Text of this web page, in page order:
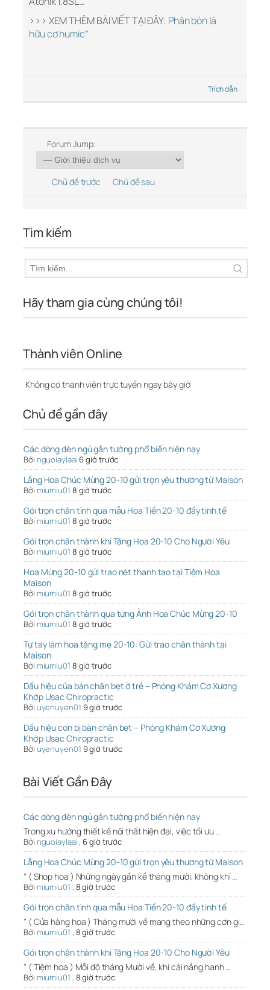
>>> XEM THÊM BÀI VIẾT TẠI ĐÂY: Phân bón lá
hữu cơ humic“
Trích dẫn
Forum Jump:
Chủ đề trước Chủ đề sau
Tìm kiếm
Hãy tham gia cùng chúng tôi!
Thành viên Online
Không có thành viên trực tuyến ngay bây giờ
Chủ đề gần đây
Các dòng đèn ngủ gắn tường phổ biến hiện nay
Bởi nguoiaylaai 6 giờ trước
Lẵng Hoa Chúc Mừng 20-10 gửi trọn yêu thương từ Maison
Bởi miumiu01 8 giờ trước
Gói trọn chân tình qua mẫu Hoa Tiền 20-10 đầy tinh tế
Bởi miumiu01 8 giờ trước
Gói trọn chân thành khi Tặng Hoa 20-10 Cho Người Yêu
Bởi miumiu01 8 giờ trước
Hoa Mừng 20-10 gửi trao nét thanh tao tại Tiệm Hoa
Maison
Bởi miumiu01 8 giờ trước
Gói trọn chân thành qua từng Ảnh Hoa Chúc Mừng 20-10
Bởi miumiu01 8 giờ trước
Tự tay làm hoa tặng mẹ 20-10: Gửi trao chân thành tại
Maison
Bởi miumiu01 8 giờ trước
Dấu hiệu của bàn chân bẹt ở trẻ – Phòng Khám Cơ Xương
Khớp Usac Chiropractic
Bởi uyenuyen01 9 giờ trước
Dấu hiệu con bị bàn chân bẹt – Phòng Khám Cơ Xương
Khớp Usac Chiropractic
Bởi uyenuyen01 9 giờ trước
Bài Viết Gần Đây
Các dòng đèn ngủ gắn tường phổ biến hiện nay
Trong xu hướng thiết kế nội thất hiện đại, việc tối ưu …
Bởi nguoiaylaai, 6 giờ trước
Lẵng Hoa Chúc Mừng 20-10 gửi trọn yêu thương từ Maison
" ( Shop hoa ) Những ngày gần kề tháng mười, không khí …
Bởi miumiu01 , 8 giờ trước
Gói trọn chân tình qua mẫu Hoa Tiền 20-10 đầy tinh tế
" ( Cửa hàng hoa ) Tháng mười về mang theo những cơn gi…
Bởi miumiu01 , 8 giờ trước
Gói trọn chân thành khi Tặng Hoa 20-10 Cho Người Yêu
" ( Tiệm hoa ) Mỗi độ tháng Mười về, khi cái nắng hanh …
Bởi miumiu01 , 8 giờ trước